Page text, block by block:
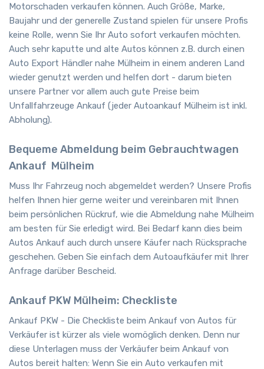
Motorschaden verkaufen können. Auch Größe, Marke,
Baujahr und der generelle Zustand spielen für unsere Profis
keine Rolle, wenn Sie Ihr Auto sofort verkaufen möchten.
Auch sehr kaputte und alte Autos können z.B. durch einen
Auto Export Händler nahe Mülheim in einem anderen Land
wieder genutzt werden und helfen dort - darum bieten
unsere Partner vor allem auch gute Preise beim
Unfallfahrzeuge Ankauf (jeder Autoankauf Mülheim ist inkl.
Abholung).
Bequeme Abmeldung beim Gebrauchtwagen
Ankauf Mülheim
Muss Ihr Fahrzeug noch abgemeldet werden? Unsere Profis
helfen Ihnen hier gerne weiter und vereinbaren mit Ihnen
beim persönlichen Rückruf, wie die Abmeldung nahe Mülheim
am besten für Sie erledigt wird. Bei Bedarf kann dies beim
Autos Ankauf auch durch unsere Käufer nach Rücksprache
geschehen. Geben Sie einfach dem Autoaufkäufer mit Ihrer
Anfrage darüber Bescheid.
Ankauf PKW Mülheim: Checkliste
Ankauf PKW - Die Checkliste beim Ankauf von Autos für
Verkäufer ist kürzer als viele womöglich denken. Denn nur
diese Unterlagen muss der Verkäufer beim Ankauf von
Autos bereit halten: Wenn Sie ein Auto verkaufen mit